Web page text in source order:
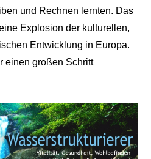
und Rechnen lernten. Das
Explosion der kulturellen,
Entwicklung in Europa.
einen großen Schritt